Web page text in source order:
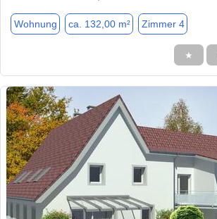
Wohnung ca. 132,00 m² Zimmer 4
★